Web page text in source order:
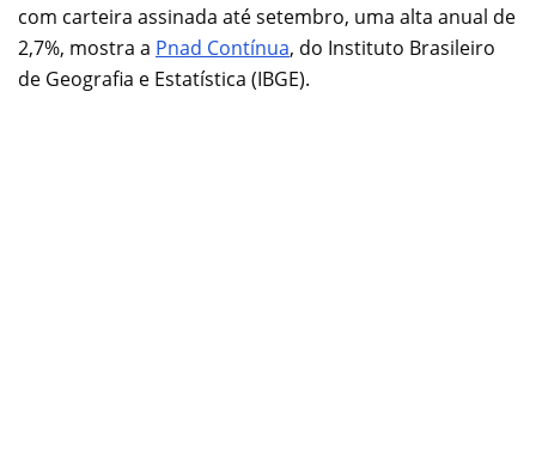
com carteira assinada até setembro, uma alta anual de
2,7%, mostra a Pnad Contínua, do Instituto Brasileiro
de Geografia e Estatística (IBGE).